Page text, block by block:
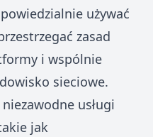
używać
zasad
i wspólnie
sieciowe.
usługi
jak